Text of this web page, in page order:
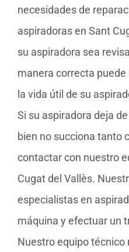
necesidades de
aspiradoras en Sant
su aspiradora sea
manera correcta
la vida útil de su
Si su aspiradora deja
bien no succiona tanto
contactar con nuestro
Cugat del Vallès.
especialistas en
máquina y efectuar un
Nuestro equipo técnico